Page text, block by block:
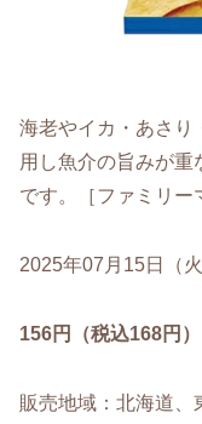
海老やイカ・あさり
用し魚介の旨みが重
です。［ファミリー
2025年07月15日（
156円（税込168円）
販売地域：北海道、